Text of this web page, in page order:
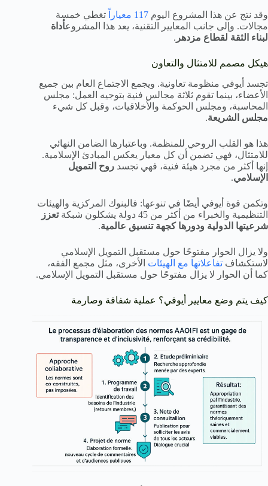
وقد نتج عن هذا المشروع اليوم 117 معياراً
تغطي خمسة
مجالات. وإلى جانب المعايير التقنية، يعد هذا المشروعأداة
لبناء الثقة لقطاع مزدهر .
هيكل مصمم للامتثال والتعاون
تجسد أيوفي منظومة تعاونية. ويجمع الاجتماع العام بين جميع
الأعضاء، بينما تقوم ثلاثة مجالس فنية بتوجيه العمل: مجلس
المحاسبة، ومجلس الحوكمة والأخلاقيات، وقبل كل شيء
مجلس الشريعة.
هذا هو القلب الروحي للمنظمة. وباعتبارها الضامن النهائي
للامتثال، فهي تضمن أن كل معيار يعكس المبادئ الإسلامية.
إنها أكثر من مجرد هيئة فنية، فهي تجسد روح التمويل
الإسلامي.
وتكمن قوة أيوفي أيضًا في تنوعها: فالبنوك المركزية والهيئات
التنظيمية والخبراء من أكثر من 45 دولة يشكلون شبكة
تعزز
شرعيتها الدولية ودورها كجهة تنسيق عالمية.
ولا يزال الحوار مفتوحًا حول مستقبل التمويل الإسلامي
لاستكشاف تفاعلاتها مع الهيئات الأخرى، مثل مجمع الفقه،
كما أن الحوار لا يزال مفتوحًا حول مستقبل التمويل الإسلامي.
كيف يتم وضع معايير أيوفي؟ عملية شفافة وصارمة